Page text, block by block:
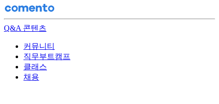
Q&A 콘텐츠
커뮤니티
직무부트캠프
클래스
채용